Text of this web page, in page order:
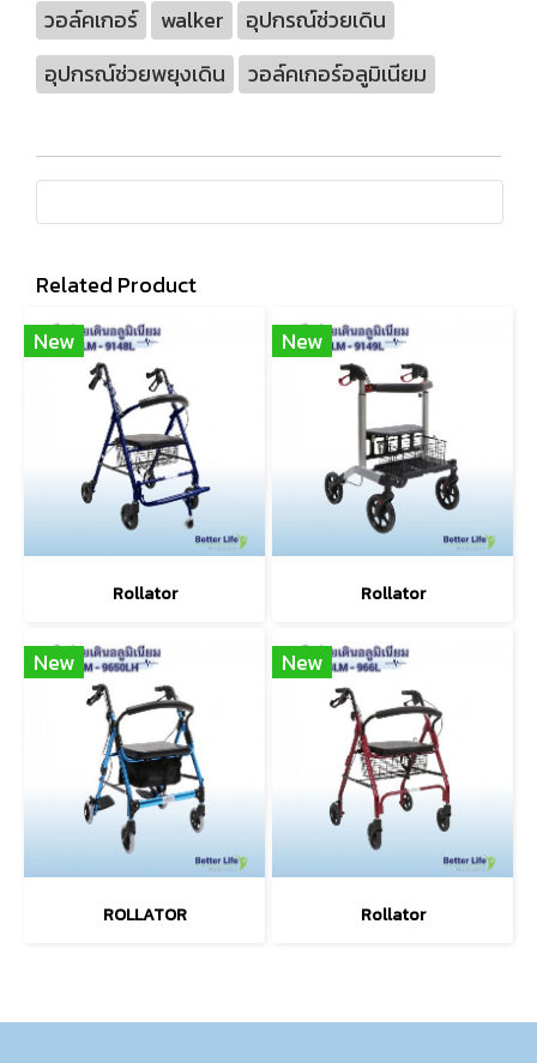
วอล์คเกอร์ walker
อุปกรณ์ช่วยเดิน
อุปกรณ์ช่วยพยุงเดิน
วอล์คเกอร์อลูมิเนียม
Related Product
New
Rollator
New
Rollator
New
ROLLATOR
New
Rollator